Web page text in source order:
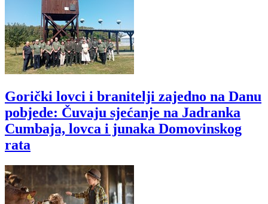
Gorički lovci i branitelji zajedno na Danu
pobjede: Čuvaju sjećanje na Jadranka
Cumbaja, lovca i junaka Domovinskog
rata